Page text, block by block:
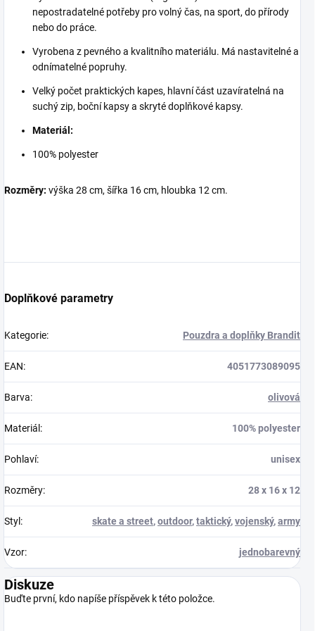
nepostradatelné potřeby pro volný čas, na sport, do přírody
nebo do práce.
Vyrobena z pevného a kvalitního materiálu. Má nastavitelné a
odnímatelné popruhy.
Velký počet praktických kapes, hlavní část uzavíratelná na
suchý zip, boční kapsy a skryté doplňkové kapsy.
Materiál:
100% polyester
Rozměry: výška 28 cm, šířka 16 cm, hloubka 12 cm.
Doplňkové parametry
Kategorie: Pouzdra a doplňky Brandit
EAN: 4051773089095
Barva: olivová
Materiál : 100% polyester
Pohlaví: unisex
Rozměry: 28 x 16 x 12
Styl : skate a street,outdoor,taktický,vojenský,army
Vzor: jednobarevný
Diskuze
Buďte první, kdo napíše příspěvek k této položce.